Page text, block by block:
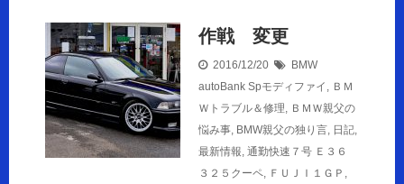
作戦 変更
2016/12/20
BMW
autoBank Spモディファイ , ＢＭ
Ｗトラブル＆修理, ＢＭＷ親父の
悩み事, BMW親父の独り言, 日記,
最新情報, 通勤快速７号 Ｅ３６
３２５クーペ, ＦＵＪＩ１ＧＰ ,